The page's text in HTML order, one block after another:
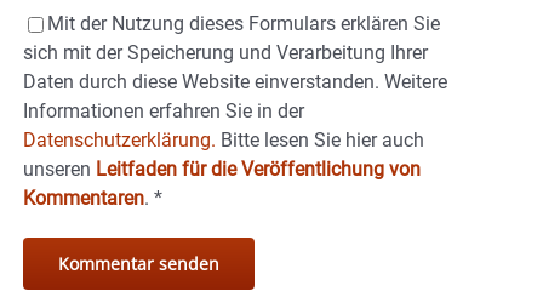
Mit der Nutzung dieses Formulars erklären Sie
sich mit der Speicherung und Verarbeitung Ihrer
Daten durch diese Website einverstanden. Weitere
Informationen erfahren Sie in der
Datenschutzerklärung. Bitte lesen Sie hier auch
unseren Leitfaden für die Veröffentlichung von
Kommentaren. *